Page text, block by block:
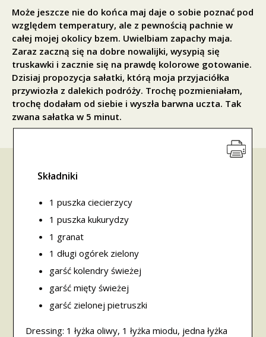
Może jeszcze nie do końca maj daje o sobie poznać pod
względem temperatury, ale z pewnością pachnie w
całej mojej okolicy bzem. Uwielbiam zapachy maja.
Zaraz zaczną się na dobre nowalijki, wysypią się
truskawki i zacznie się na prawdę kolorowe gotowanie.
Dzisiaj propozycja sałatki, którą moja przyjaciółka
przywiozła z dalekich podróży. Trochę pozmieniałam,
trochę dodałam od siebie i wyszła barwna uczta. Tak
zwana sałatka w 5 minut.
Składniki
1 puszka ciecierzycy
1 puszka kukurydzy
1 granat
1 długi ogórek zielony
garść kolendry świeżej
garść mięty świeżej
garść zielonej pietruszki
Dressing: 1 łyżka oliwy, 1 łyżka miodu, jedna łyżka